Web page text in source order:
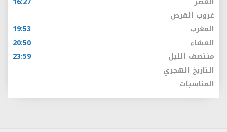
غروب القرص
المغرب
19:53
العشاء
20:50
منتصف الليل
23:59
التاريخ الهجري
المناسبات